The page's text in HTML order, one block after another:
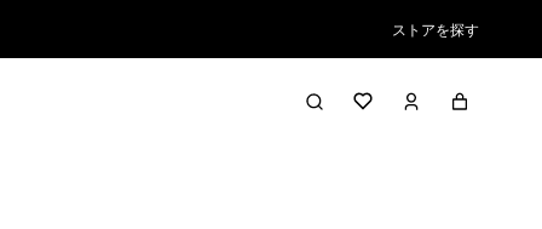
ストアを探す